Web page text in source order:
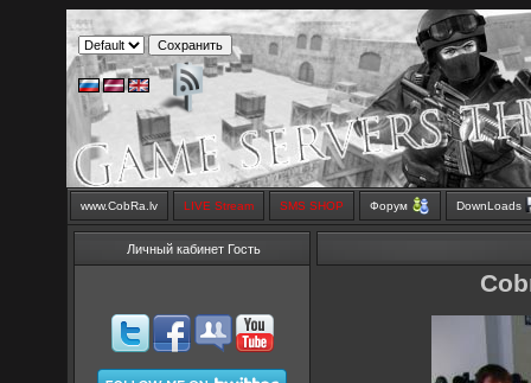
www.CobRa.lv LIVE Stream SMS SHOP Форум DownLoads
Личный кабинет Гость